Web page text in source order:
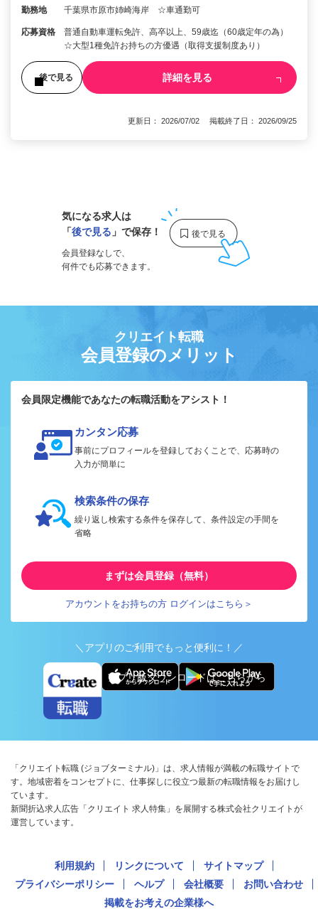
勤務地 千葉県市原市姉崎海岸 ☆車通勤可
応募資格
普通自動車運転免許、高卒以上、59歳迄（60歳定年の為）
☆大型1種免許お持ちの方優遇（取得支援制度あり）
後で見る 詳細を見る
更新日： 2026/07/02 掲載終了日： 2026/09/25
気になる求人は
「後で見る 」で保存！
会員登録なしで、
何件でも応募できます。
クリエイト転職
会員登録のメリット
会員限定機能であなたの転職活動をアシスト！
カンタン応募
事前にプロフィールを登録しておくことで、応募時の
入力が簡単に
検索条件の保存
繰り返し検索する条件を保存して、条件設定の手間を
省略
まずは会員登録（無料）
アカウントをお持ちの方 ログインはこちら＞
＼アプリのご利用でもっと便利に！／
アプリ版ダウンロードはこちらから
「クリエイト転職 (ジョブターミナル)」は、求人情報が満載の転職サイトで
す。地域密着をコンセプトに、仕事探しに役立つ最新の転職情報をお届けし
ています。
新聞折込求人広告「クリエイト 求人特集」を展開する株式会社クリエイトが
運営しています。
利用規約 リンクについて
サイトマップ
プライバシーポリシー
ヘルプ 会社概要
お問い合わせ
掲載をお考えの企業様へ